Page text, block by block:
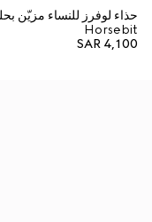
حذاء لوفرز للنساء مزيّن
Horsebit
SAR 4,100